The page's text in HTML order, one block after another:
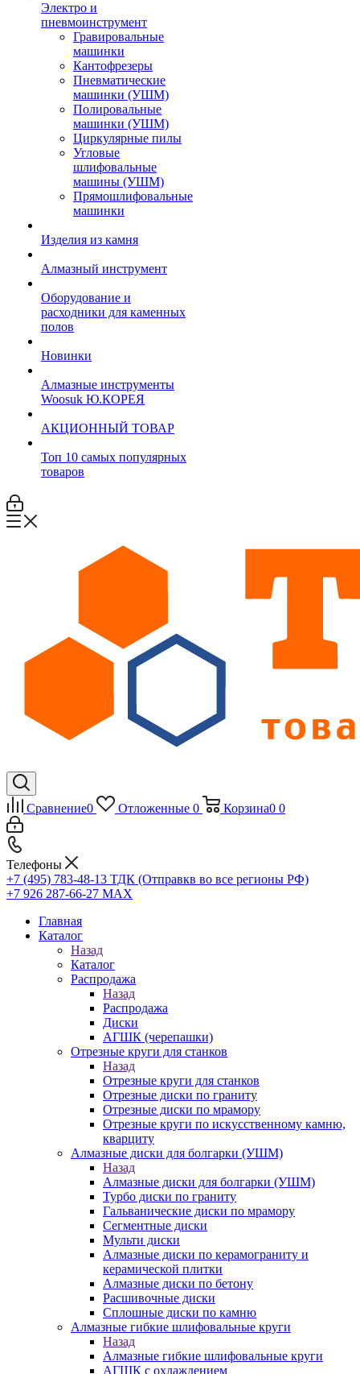
Электро и
пневмоинструмент
Гравировальные
машинки
Кантофрезеры
Пневматические
машинки (УШМ)
Полировальные
машинки (УШМ)
Циркулярные пилы
Угловые
шлифовальные
машины (УШМ)
Прямошлифовальные
машинки
Изделия из камня
Алмазный инструмент
Оборудование и
расходники для каменных
полов
Новинки
Алмазные инструменты
Woosuk Ю.КОРЕЯ
АКЦИОННЫЙ ТОВАР
Топ 10 самых популярных
товаров
Сравнение0 Отложенные 0 Корзина0 0
Телефоны
+7 (495) 783-48-13 ТДК (Отправкв во все регионы РФ)
+7 926 287-66-27 МАХ
Главная
Каталог
Назад
Каталог
Распродажа
Назад
Распродажа
Диски
АГШК (черепашки)
Отрезные круги для станков
Назад
Отрезные круги для станков
Отрезные диски по граниту
Отрезные диски по мрамору
Отрезные круги по искусственному камню,
кварциту
Алмазные диски для болгарки (УШМ)
Назад
Алмазные диски для болгарки (УШМ)
Турбо диски по граниту
Гальванические диски по мрамору
Сегментные диски
Мульти диски
Алмазные диски по керамограниту и
керамической плитки
Алмазные диски по бетону
Расшивочные диски
Сплошные диски по камню
Алмазные гибкие шлифовальные круги
Назад
Алмазные гибкие шлифовальные круги
АГШК с охлаждением